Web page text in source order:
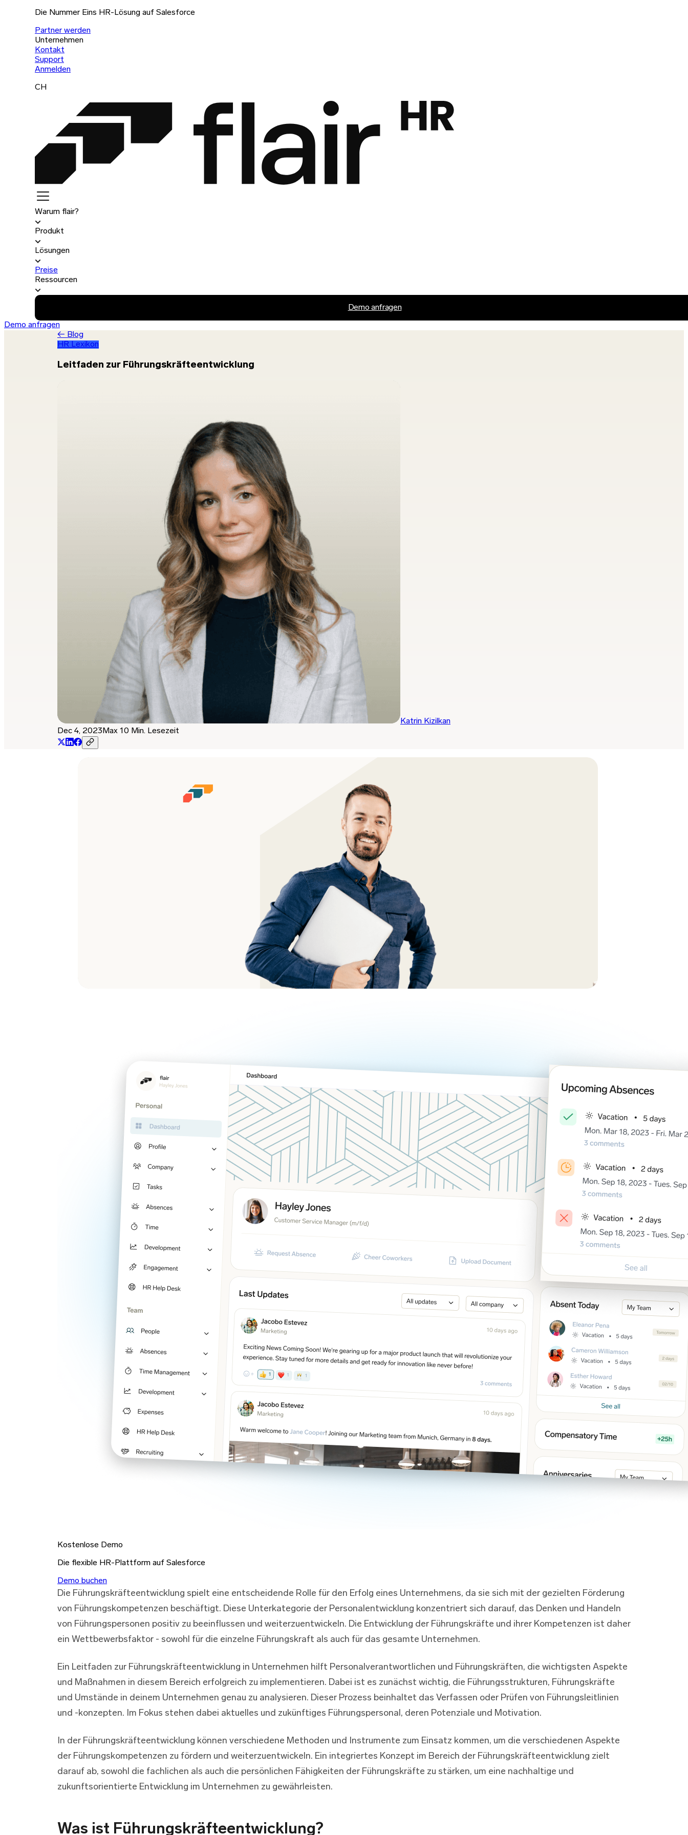
Die Nummer Eins HR-Lösung auf Salesforce
Partner werden
Unternehmen
Kontakt
Support
Anmelden
CH
Warum flair?
Produkt
Lösungen
Preise
Ressourcen
Demo anfragen
Demo anfragen
← Blog
HR Lexikon
Leitfaden zur Führungskräfteentwicklung
Katrin Kizilkan
Dec 4, 2023Max 10 Min. Lesezeit
Kostenlose Demo
Die flexible HR-Plattform auf Salesforce
Demo buchen
Die Führungskräfteentwicklung spielt eine entscheidende Rolle für den Erfolg eines Unternehmens, da sie sich mit der gezielten Förderung
von Führungskompetenzen beschäftigt. Diese Unterkategorie der Personalentwicklung konzentriert sich darauf, das Denken und Handeln
von Führungspersonen positiv zu beeinflussen und weiterzuentwickeln. Die Entwicklung der Führungskräfte und ihrer Kompetenzen ist daher
ein Wettbewerbsfaktor - sowohl für die einzelne Führungskraft als auch für das gesamte Unternehmen.
Ein Leitfaden zur Führungskräfteentwicklung in Unternehmen hilft Personalverantwortlichen und Führungskräften, die wichtigsten Aspekte
und Maßnahmen in diesem Bereich erfolgreich zu implementieren. Dabei ist es zunächst wichtig, die Führungsstrukturen, Führungskräfte
und Umstände in deinem Unternehmen genau zu analysieren. Dieser Prozess beinhaltet das Verfassen oder Prüfen von Führungsleitlinien
und -konzepten. Im Fokus stehen dabei aktuelles und zukünftiges Führungspersonal, deren Potenziale und Motivation.
In der Führungskräfteentwicklung können verschiedene Methoden und Instrumente zum Einsatz kommen, um die verschiedenen Aspekte
der Führungskompetenzen zu fördern und weiterzuentwickeln. Ein integriertes Konzept im Bereich der Führungskräfteentwicklung zielt
darauf ab, sowohl die fachlichen als auch die persönlichen Fähigkeiten der Führungskräfte zu stärken, um eine nachhaltige und
zukunftsorientierte Entwicklung im Unternehmen zu gewährleisten.
Was ist Führungskräfteentwicklung?